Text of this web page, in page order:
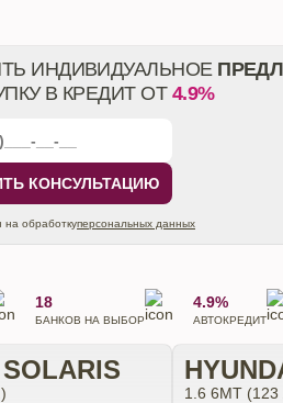
ИНДИВИДУАЛЬНОЕ
В КРЕДИТ ОТ 4.9%
КОНСУЛЬТАЦИЮ
на обработкуперсональных данных
18
БАНКОВ НА ВЫБОР
4.9%
АВТОКРЕДИТ
1.6 6МТ (123